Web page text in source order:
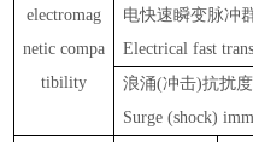
electromag
netic compa
tibility
电快速瞬变脉冲
Electrical fast
浪涌(冲击)抗扰
Surge (shock)